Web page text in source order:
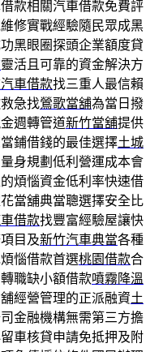
款相關汽車借款免費評
修實戰經驗隨民眾成黑
黑眼圈探頭企業額度貸
靈活且可靠的資金解決方
車借款找三重人最信賴
急找鶯歌當舖為當日撥
週轉管道新竹當舖提供
鋪借錢的最佳選擇土城
身規劃低利營運成本會
煩惱資金低利率快速借
當舖典當聰選擇安全比
借款找豐富經驗屋讓快
目及新竹汽車典當各種
惱借款首選桃園借款合
職缺小額借款噴霧降溫
經營管理的正派融資土
金融機構無需第三方擔
車核貸申請免抵押及附